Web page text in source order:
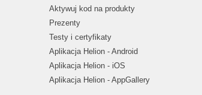
Aktywuj kod na produkty
Prezenty
Testy i certyfikaty
Aplikacja Helion - Android
Aplikacja Helion - iOS
Aplikacja Helion - AppGallery